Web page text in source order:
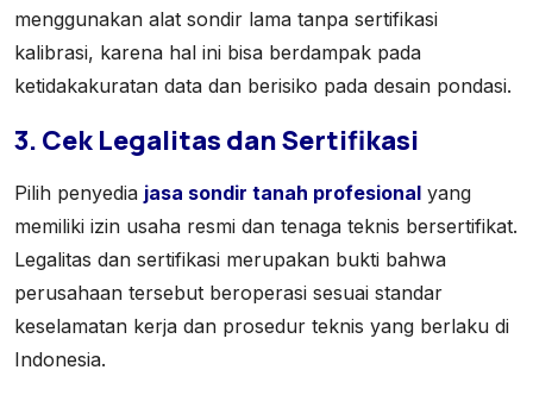
menggunakan alat sondir lama tanpa sertifikasi
kalibrasi, karena hal ini bisa berdampak pada
ketidakakuratan data dan berisiko pada desain pondasi.
3. Cek Legalitas dan Sertifikasi
Pilih penyedia jasa sondir tanah profesional yang
memiliki izin usaha resmi dan tenaga teknis bersertifikat.
Legalitas dan sertifikasi merupakan bukti bahwa
perusahaan tersebut beroperasi sesuai standar
keselamatan kerja dan prosedur teknis yang berlaku di
Indonesia.